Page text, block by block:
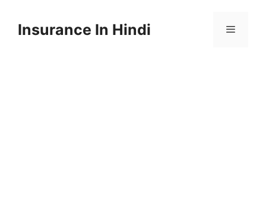
contentInsurance In Hindi